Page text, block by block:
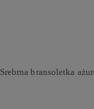
Srebrna bransoletka